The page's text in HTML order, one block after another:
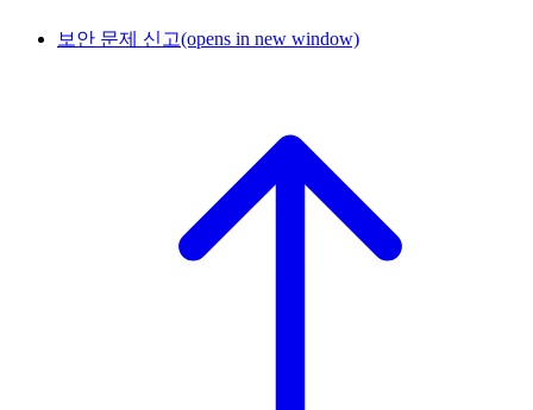
보안 문제 신고(opens in new window)